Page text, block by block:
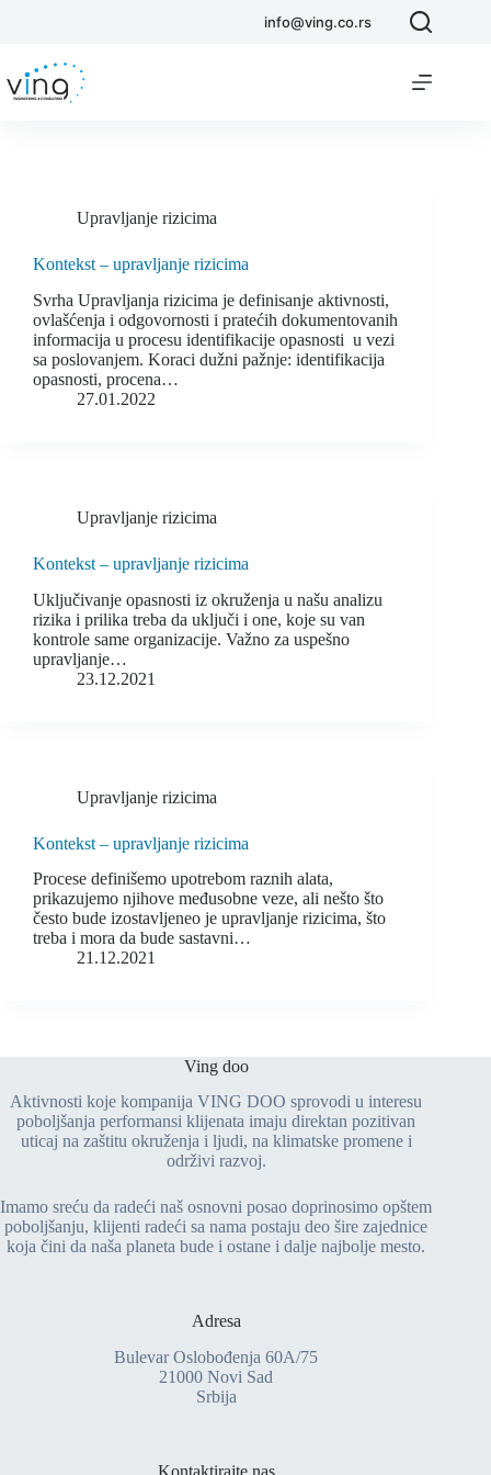
info@ving.co.rs
Upravljanje rizicima
Kontekst – upravljanje rizicima
Svrha Upravljanja rizicima je definisanje aktivnosti,
ovlašćenja i odgovornosti i pratećih dokumentovanih
informacija u procesu identifikacije opasnosti u vezi
sa poslovanjem. Koraci dužni pažnje: identifikacija
opasnosti, procena…
27.01.2022
Upravljanje rizicima
Kontekst – upravljanje rizicima
Uključivanje opasnosti iz okruženja u našu analizu
rizika i prilika treba da uključi i one, koje su van
kontrole same organizacije. Važno za uspešno
upravljanje…
23.12.2021
Upravljanje rizicima
Kontekst – upravljanje rizicima
Procese definišemo upotrebom raznih alata,
prikazujemo njihove međusobne veze, ali nešto što
često bude izostavljeneo je upravljanje rizicima, što
treba i mora da bude sastavni…
21.12.2021
Ving doo
Aktivnosti koje kompanija VING DOO sprovodi u interesu
poboljšanja performansi klijenata imaju direktan pozitivan
uticaj na zaštitu okruženja i ljudi, na klimatske promene i
održivi razvoj.
Imamo sreću da radeći naš osnovni posao doprinosimo opštem
poboljšanju, klijenti radeći sa nama postaju deo šire zajednice
koja čini da naša planeta bude i ostane i dalje najbolje mesto.
Adresa
Bulevar Oslobođenja 60A/75
21000 Novi Sad
Srbija